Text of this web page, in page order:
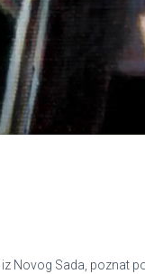
Novog Sada, poznat